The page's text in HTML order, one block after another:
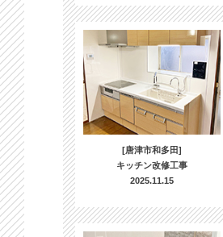
[唐津市和多田]
キッチン改修工事
2025.11.15